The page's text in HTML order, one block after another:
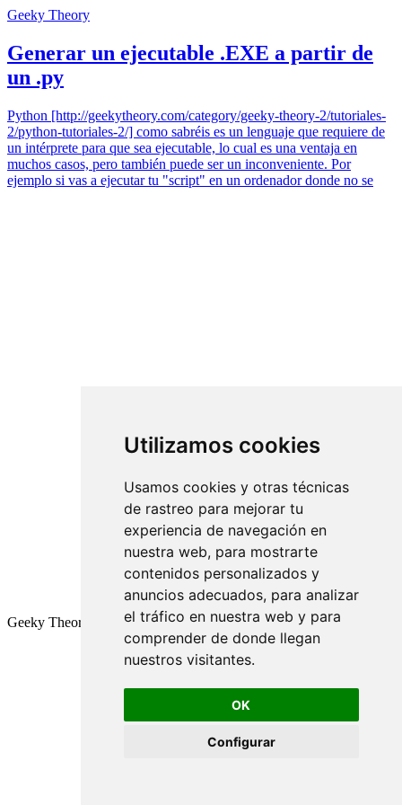
Utilizamos cookies
Usamos cookies y otras técnicas
de rastreo para mejorar tu
experiencia de navegación en
nuestra web, para mostrarte
contenidos personalizados y
anuncios adecuados, para analizar
el tráfico en nuestra web y para
comprender de donde llegan
nuestros visitantes.
OK
Configurar
Geeky Theory
Generar un ejecutable .EXE a partir de
un .py
Python [http://geekytheory.com/category/geeky-theory-2/tutoriales-
2/python-tutoriales-2/] como sabréis es un lenguaje que requiere de
un intérprete para que sea ejecutable, lo cual es una ventaja en
muchos casos, pero también puede ser un inconveniente. Por
ejemplo si vas a ejecutar tu "script" en un ordenador donde no se
Geeky Theory © 2026